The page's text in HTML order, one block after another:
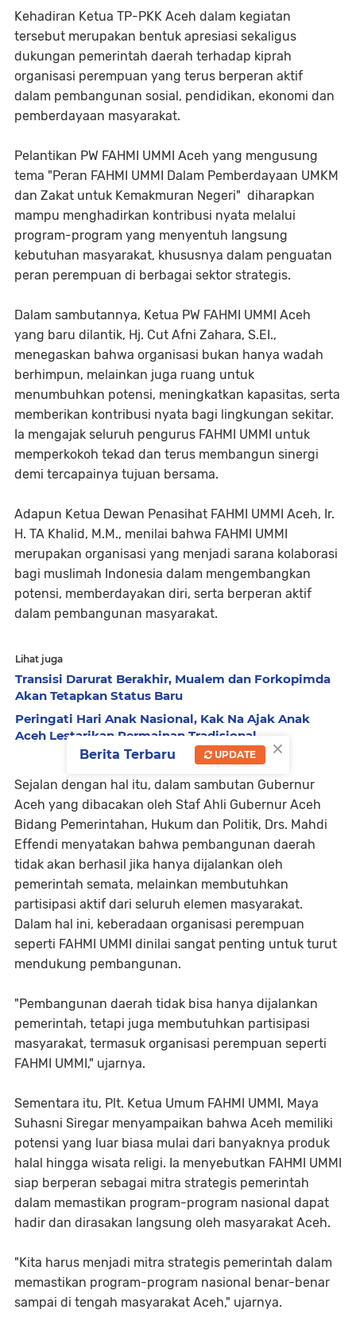
Kehadiran Ketua TP-PKK Aceh dalam kegiatan
tersebut merupakan bentuk apresiasi sekaligus
dukungan pemerintah daerah terhadap kiprah
organisasi perempuan yang terus berperan aktif
dalam pembangunan sosial, pendidikan, ekonomi dan
pemberdayaan masyarakat.
Pelantikan PW FAHMI UMMI Aceh yang mengusung
tema "Peran FAHMI UMMI Dalam Pemberdayaan UMKM
dan Zakat untuk Kemakmuran Negeri" diharapkan
mampu menghadirkan kontribusi nyata melalui
program-program yang menyentuh langsung
kebutuhan masyarakat, khususnya dalam penguatan
peran perempuan di berbagai sektor strategis.
Dalam sambutannya, Ketua PW FAHMI UMMI Aceh
yang baru dilantik, Hj. Cut Afni Zahara, S.EI.,
menegaskan bahwa organisasi bukan hanya wadah
berhimpun, melainkan juga ruang untuk
menumbuhkan potensi, meningkatkan kapasitas, serta
memberikan kontribusi nyata bagi lingkungan sekitar.
Ia mengajak seluruh pengurus FAHMI UMMI untuk
memperkokoh tekad dan terus membangun sinergi
demi tercapainya tujuan bersama.
Adapun Ketua Dewan Penasihat FAHMI UMMI Aceh, Ir.
H. TA Khalid, M.M., menilai bahwa FAHMI UMMI
merupakan organisasi yang menjadi sarana kolaborasi
bagi muslimah Indonesia dalam mengembangkan
potensi, memberdayakan diri, serta berperan aktif
dalam pembangunan masyarakat.
Lihat juga
Transisi Darurat Berakhir, Mualem dan Forkopimda
Akan Tetapkan Status Baru
Peringati Hari Anak Nasional, Kak Na Ajak Anak
Aceh Lestarikan Permainan Tradisional
Sejalan dengan hal itu, dalam sambutan Gubernur
Aceh yang dibacakan oleh Staf Ahli Gubernur Aceh
Bidang Pemerintahan, Hukum dan Politik, Drs. Mahdi
Effendi menyatakan bahwa pembangunan daerah
tidak akan berhasil jika hanya dijalankan oleh
pemerintah semata, melainkan membutuhkan
partisipasi aktif dari seluruh elemen masyarakat.
Dalam hal ini, keberadaan organisasi perempuan
seperti FAHMI UMMI dinilai sangat penting untuk turut
mendukung pembangunan.
"Pembangunan daerah tidak bisa hanya dijalankan
pemerintah, tetapi juga membutuhkan partisipasi
masyarakat, termasuk organisasi perempuan seperti
FAHMI UMMI," ujarnya.
Sementara itu, Plt. Ketua Umum FAHMI UMMI, Maya
Suhasni Siregar menyampaikan bahwa Aceh memiliki
potensi yang luar biasa mulai dari banyaknya produk
halal hingga wisata religi. Ia menyebutkan FAHMI UMMI
siap berperan sebagai mitra strategis pemerintah
dalam memastikan program-program nasional dapat
hadir dan dirasakan langsung oleh masyarakat Aceh.
"Kita harus menjadi mitra strategis pemerintah dalam
memastikan program-program nasional benar-benar
sampai di tengah masyarakat Aceh," ujarnya.
×
Berita Terbaru UPDATE